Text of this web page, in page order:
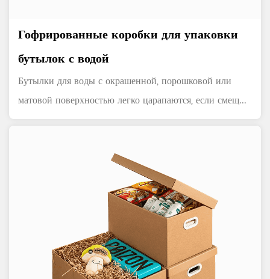
Гофрированные коробки для упаковки
бутылок с водой
Бутылки для воды с окрашенной, порошковой или
матовой поверхностью легко царапаются, если смещ...